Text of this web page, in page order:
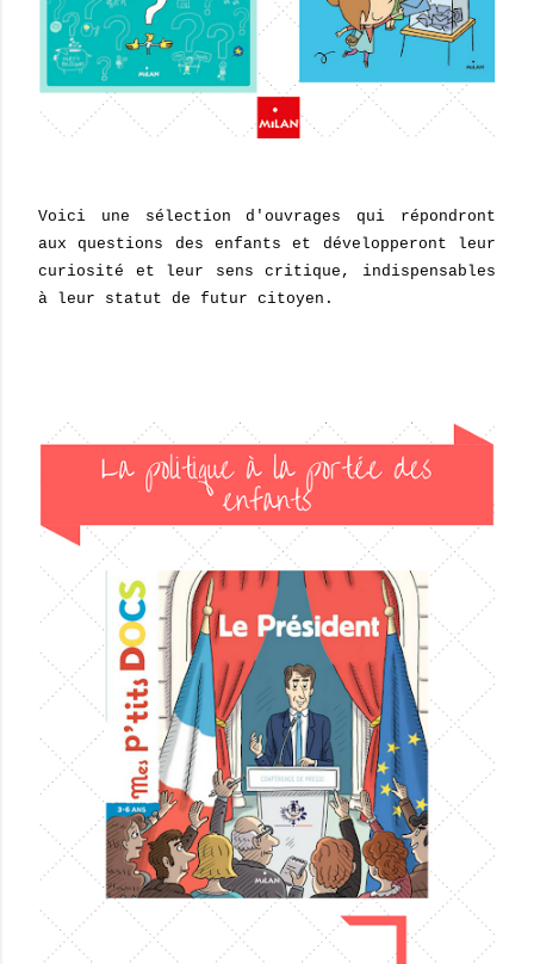
Voici une sélection d'ouvrages qui répondront
aux questions des enfants et développeront leur
curiosité et leur sens critique, indispensables
à leur statut de futur citoyen.